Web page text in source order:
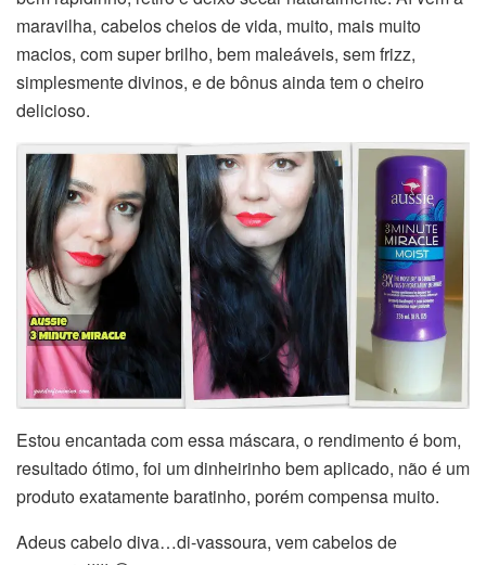
maravilha, cabelos cheios de vida, muito, mais muito
macios, com super brilho, bem maleáveis, sem frizz,
simplesmente divinos, e de bônus ainda tem o cheiro
delicioso.
Estou encantada com essa máscara, o rendimento é bom,
resultado ótimo, foi um dinheirinho bem aplicado, não é um
produto exatamente baratinho, porém compensa muito.
Adeus cabelo diva…di-vassoura, vem cabelos de